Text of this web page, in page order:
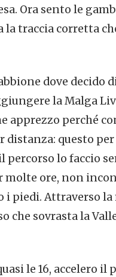
Ora sento le
la traccia corretta
dove decido
la Malga
apprezzo perché
questo
percorso lo faccio
molte ore, non
i piedi. Attraverso
che sovrasta la
le 16, accelero